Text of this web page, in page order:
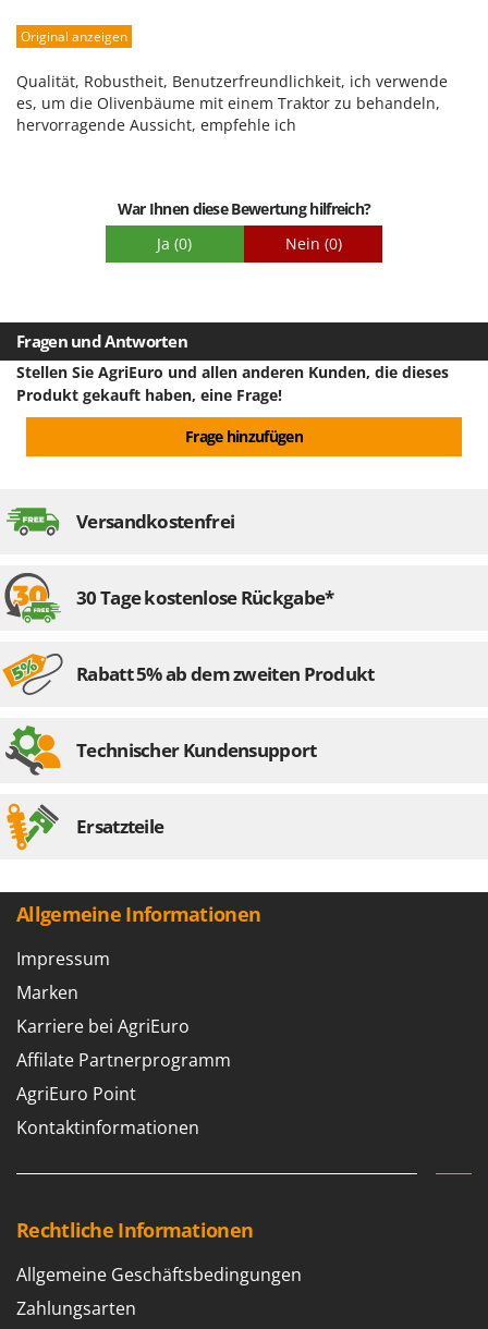
Reber
Redback
Resto Italia
Ribimex
River Systems
Rover Pompe
Royal Food
Ryobi
S
Sbaraglia
Seven Italy
Shindaiwa
Sirman
Smartwood
Snapper
Solidur
Spice Electronics
Spiralmac
Spring Protezione
Spyro
Stanley
Stiga
T
TecnoGen
Tellarini Pompe
Leistung
Benutzerfreundlichkeit
Qualität / Preis
Schwierigkeitsgrad Zusammenbau
Original anzeigen
Qualität, Robustheit, Benutzerfreundlichkeit, ich verwende
es, um die Olivenbäume mit einem Traktor zu behandeln,
hervorragende Aussicht, empfehle ich
War Ihnen diese Bewertung hilfreich?
Ja (0) Nein (0)
Fragen und Antworten
Stellen Sie AgriEuro und allen anderen Kunden, die dieses
Produkt gekauft haben, eine Frage!
Frage hinzufügen
Versandkostenfrei
30 Tage kostenlose Rückgabe*
Rabatt 5% ab dem zweiten Produkt
Technischer Kundensupport
Ersatzteile
Allgemeine Informationen
Impressum
Marken
Karriere bei AgriEuro
Affilate Partnerprogramm
AgriEuro Point
Kontaktinformationen
Rechtliche Informationen
Allgemeine Geschäftsbedingungen
Zahlungsarten